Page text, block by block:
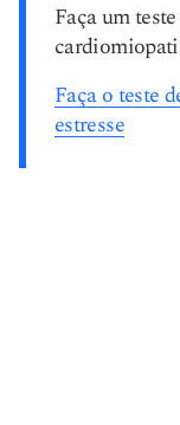
Faça um
Faça o teste
estresse